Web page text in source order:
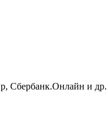
Сбербанк.Онлайн и др.